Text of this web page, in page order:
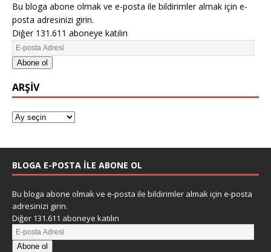
Bu bloga abone olmak ve e-posta ile bildirimler almak için e-
posta adresinizi girin.
Diğer 131.611 aboneye katılın
Abone ol
ARŞIV
BLOGA E-POSTA ILE ABONE OL
Bu bloga abone olmak ve e-posta ile bildirimler almak için e-posta
adresinizi girin.
Diğer 131.611 aboneye katılın
Abone ol